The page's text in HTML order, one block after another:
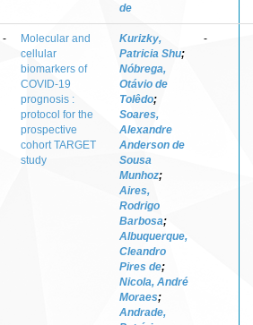
de
-
Molecular and
cellular
biomarkers of
COVID-19
prognosis :
protocol for the
prospective
cohort TARGET
study
Kurizky,
Patricia Shu;
Nóbrega,
Otávio de
Tolêdo;
Soares,
Alexandre
Anderson de
Sousa
Munhoz;
Aires,
Rodrigo
Barbosa;
Albuquerque,
Cleandro
Pires de;
Nicola, André
Moraes;
Andrade,
-